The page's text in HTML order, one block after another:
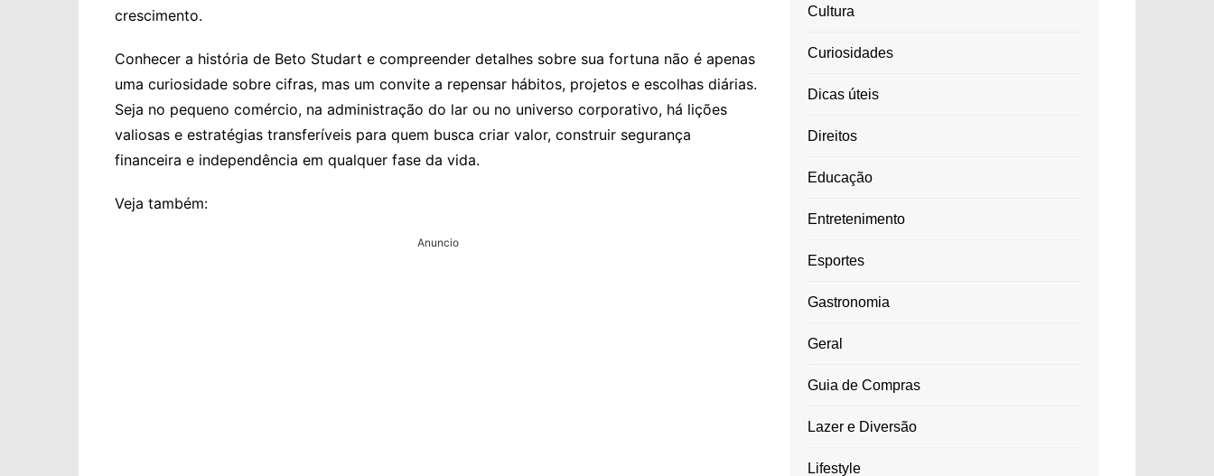
crescimento.
Conhecer a história de Beto Studart e compreender detalhes sobre sua fortuna não é apenas
uma curiosidade sobre cifras, mas um convite a repensar hábitos, projetos e escolhas diárias.
Seja no pequeno comércio, na administração do lar ou no universo corporativo, há lições
valiosas e estratégias transferíveis para quem busca criar valor, construir segurança
financeira e independência em qualquer fase da vida.
Veja também:
Anuncio
Cultura
Curiosidades
Dicas úteis
Direitos
Educação
Entretenimento
Esportes
Gastronomia
Geral
Guia de Compras
Lazer e Diversão
Lifestyle